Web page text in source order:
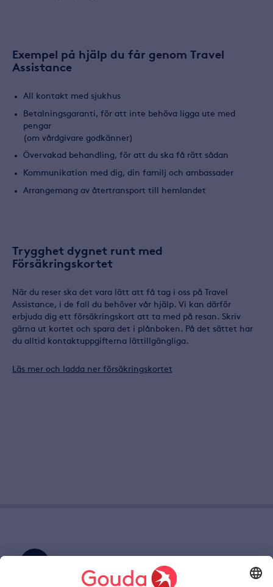
Exempel på hjälp du får genom Travel
Assistance
All kontakt med sjukhus
Betalningsgaranti, för att inte behöva ligga ute med
pengar
(om vårdgivare godkänner)
Övervakad behandling, för att du ska få rätt sådan
Kommunikation med dig, din familj och ambassader
Arrangemang av återtransport till hemlandet
Trygghet dygnet runt med
Försäkringskortet
När du reser ska det vara lätt att få tag i oss på Travel
Assistance, i de fall du behöver vår hjälp. Vi kan därför
erbjuda dig ett försäkringskort att ta med på resan. Skriv
gärna ut kortet och spara det i plånboken. På det sättet har
du alltid kontaktuppgifterna lättillgängliga.
Läs mer och ladda ner försäkringskortet